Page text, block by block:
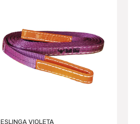
ESLINGA VIOLETA